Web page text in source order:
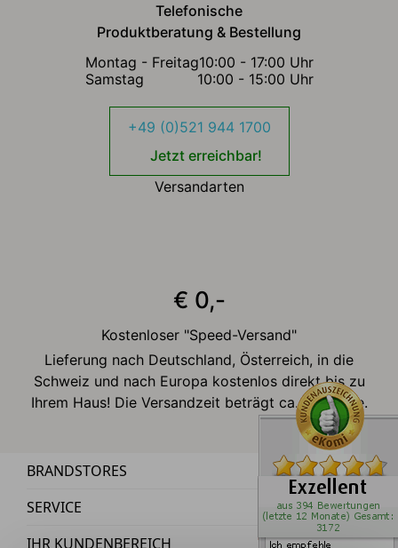
Telefonische
Produktberatung & Bestellung
Montag - Freitag10:00 - 17:00 Uhr
Samstag
10:00 - 15:00 Uhr
+49 (0)521 944 1700
Jetzt erreichbar!
Versandarten
€ 0,-
Kostenloser "Speed-Versand"
Lieferung nach Deutschland, Österreich, in die
Schweiz und nach Europa kostenlos direkt bis zu
Ihrem Haus! Die Versandzeit beträgt ca. 2-3 Tage.
BRANDSTORES
SERVICE
IHR KUNDENBEREICH